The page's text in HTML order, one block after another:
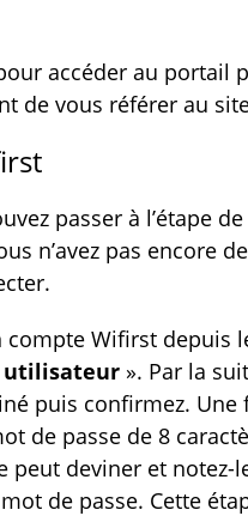
accéder au portail
de vous référer au
passer à l’étape
n’avez pas encore
Wifirst depuis
utilisateur ». Par la
puis confirmez.
de passe de 8
peut deviner et
de passe. Cette